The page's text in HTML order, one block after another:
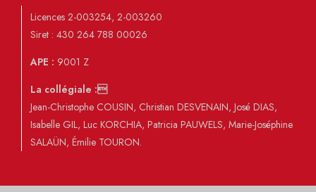
Licences 2-003254, 2-003260
Siret : 430 264 788 00026
APE : 9001 Z
La collégiale :
Jean-Christophe COUSIN, Christian DESVENAIN, José DIAS,
Isabelle GIL, Luc KORCHIA, Patricia PAUWELS, Marie-Joséphine
SALAÜN, Émilie TOURON.